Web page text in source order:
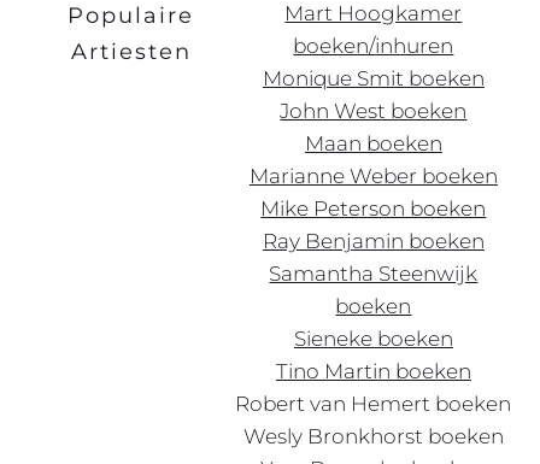
Populaire
Artiesten
Mart Hoogkamer
boeken/inhuren
Monique Smit boeken
John West boeken
Maan boeken
Marianne Weber boeken
Mike Peterson boeken
Ray Benjamin boeken
Samantha Steenwijk
boeken
Sieneke boeken
Tino Martin boeken
Robertvan Hemert boeken
Wesly Bronkhorst boeken